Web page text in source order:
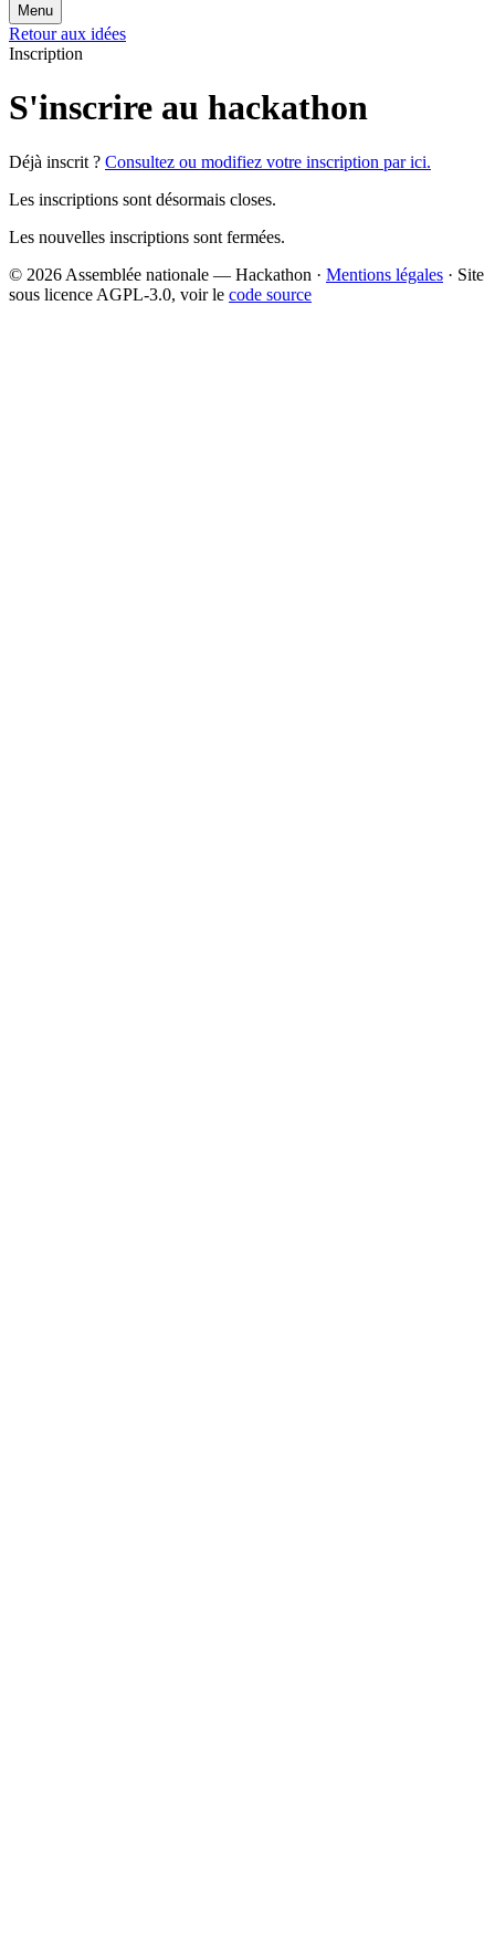
Menu
Retour aux idées
Inscription
S'inscrire au hackathon
Déjà inscrit ? Consultez ou modifiez votre inscription par ici.
Les inscriptions sont désormais closes.
Les nouvelles inscriptions sont fermées.
© 2026 Assemblée nationale — Hackathon · Mentions légales · Site
sous licence AGPL-3.0, voir le code source